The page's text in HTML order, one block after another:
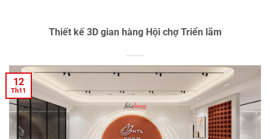
Thiết kế 3D gian hàng Hội chợ Triển lãm
12
Th11